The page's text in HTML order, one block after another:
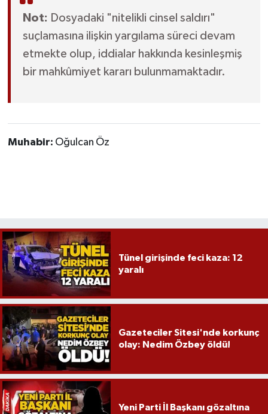
Not: Dosyadaki "nitelikli cinsel saldırı"
suçlamasına ilişkin yargılama süreci devam
etmekte olup, iddialar hakkında kesinleşmiş
bir mahkûmiyet kararı bulunmamaktadır.
Muhabir: Oğulcan Öz
Tünel girişinde feci kaza: 12
yaralı
Gazeteciler Sitesi'nde korkunç
olay: Nedim Özbey öldü!
Yeni Parti İl Başkanı gözaltına